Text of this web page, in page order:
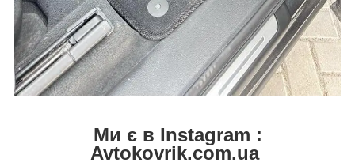
Ми є в Instagram :
Avtokovrik.com.ua